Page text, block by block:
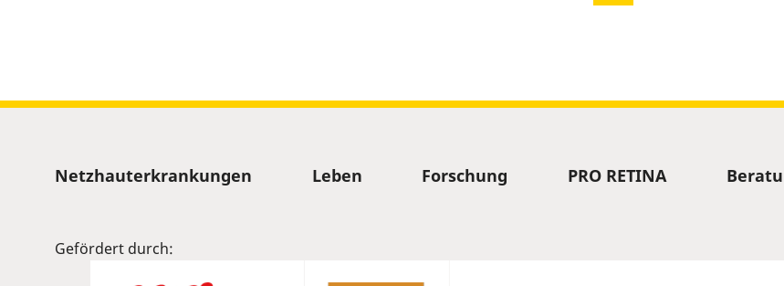
Sitemap
Netzhauterkrankungen Leben Forschung PRO RETINA
Gefördert durch: